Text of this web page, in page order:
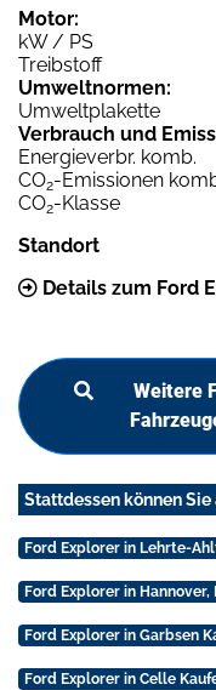
Motor:
kW / PS
Treibstoff
Umweltnormen:
Umweltplakette
Verbrauch und
Energieverbr. komb.
CO2-Emissionen
CO2-Klasse
Standort
Details zum Ford
Weitere
Stattdessen können Sie
Ford Explorer in Lehrte-
Ford Explorer in
Ford Explorer in Garbsen
Ford Explorer in Celle